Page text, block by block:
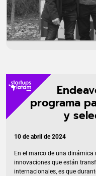
programa
y
10 de abril de 2024
En el marco de una
innovaciones que están
internacionales, es que